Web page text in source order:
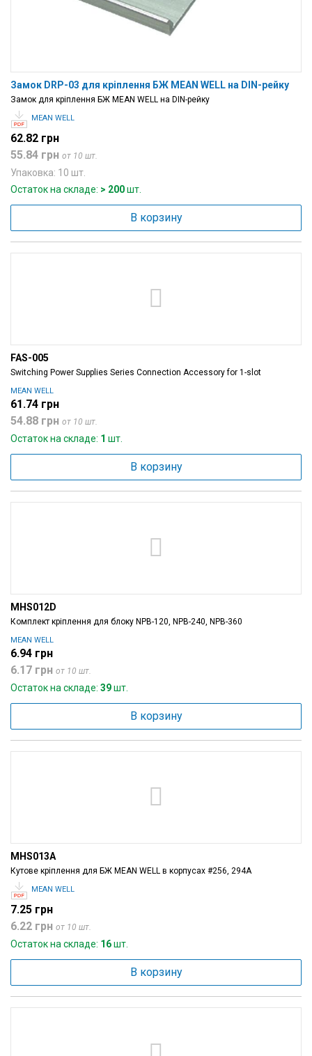
Замок DRP-03 для кріплення БЖ MEAN WELL на DIN-рейку
Замок для кріплення БЖ MEAN WELL на DIN-рейку
MEAN WELL
62.82 грн
55.84 грн от 10 шт.
Упаковка: 10 шт.
Остаток на складе: > 200шт.
В корзину
FAS-005
Switching Power Supplies Series Connection Accessory for 1-slot
MEAN WELL
61.74 грн
54.88 грн от 10 шт.
Остаток на складе: 1 шт.
В корзину
MHS012D
Комплект кріплення для блоку NPB-120, NPB-240, NPB-360
MEAN WELL
6.94 грн
6.17 грн от 10 шт.
Остаток на складе: 39шт.
В корзину
MHS013A
Кутове кріплення для БЖ MEAN WELL в корпусах #256, 294A
MEAN WELL
7.25 грн
6.22 грн от 10 шт.
Остаток на складе: 16шт.
В корзину